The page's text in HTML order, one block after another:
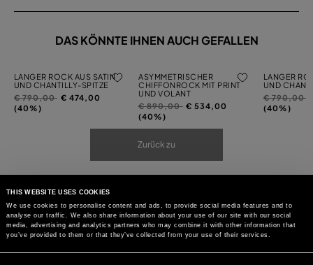
THIS WEBSITE USES COOKIES
We use cookies to personalise content and ads, to provide social media features and to
analyse our traffic. We also share information about your use of our site with our social
media, advertising and analytics partners who may combine it with other information that
you’ve provided to them or that they’ve collected from your use of their services.
DAS KÖNNTE IHNEN AUCH GEFALLEN
LANGER ROCK AUS SATIN
UND CHANTILLY-SPITZE
Preis
reduziert
€ 790,00auf
€ 474,00
(40%)
ASYMMETRISCHER
CHIFFONROCK MIT PRINT
UND VOLANT
Preis
reduziert
€ 890,00auf
€ 534,00
(40%)
LANGER
UND
Preis
reduziert
€ 790,00
(40%)
Zurück zu